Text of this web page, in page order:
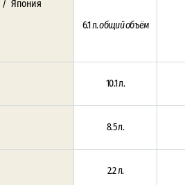
/ Япония
6.1 л.общий объём
10.1 л.
8.5 л.
2.2 л.